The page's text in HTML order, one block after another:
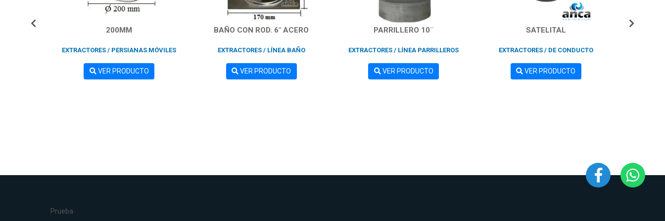
200MM
EXTRACTORES / PERSIANAS MÓVILES
VER PRODUCTO
BAÑO CON ROD. 6" ACERO
EXTRACTORES / LÍNEA BAÑO
VER PRODUCTO
PARRILLERO 10¨
EXTRACTORES / LÍNEA PARRILLEROS
VER PRODUCTO
SATELITAL
EXTRACTORES / DE CONDUCTO
VER PRODUCTO
Prueba